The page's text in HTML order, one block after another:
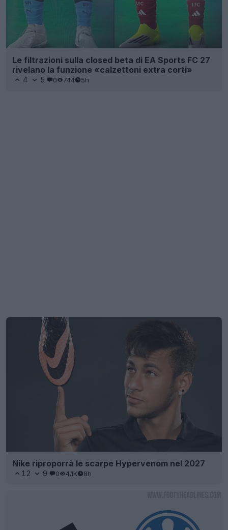
Le filtrazioni sulla closed beta di EA Sports FC 27
rivelano la funzione «calzettoni extra corti»
4 5 0 744 5h
Nike riproporrà le scarpe Hypervenom nel 2027
12 9 0 4.1K 8h